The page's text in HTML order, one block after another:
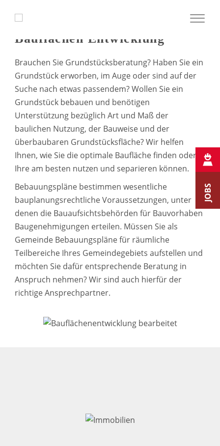
JOBS
T
g
n
Bauflächen Entwicklung
Brauchen Sie Grundstücksberatung? Haben Sie ein
Grundstück erworben, im Auge oder sind auf der
Suche nach etwas passendem? Wollen Sie ein
Grundstück bebauen und benötigen
Unterstützung bezüglich Art und Maß der
baulichen Nutzung, der Bauweise und der
überbaubaren Grundstücksfläche? Wir helfen
Ihnen, wie Sie die optimale Baufläche finden oder
Ihre am besten nutzen und separieren können.
Bebauungspläne bestimmen wesentliche
bauplanungsrechtliche Voraussetzungen, unter
denen die Bauaufsichtsbehörden für Bauvorhaben
Baugenehmigungen erteilen. Müssen Sie als
Gemeinde Bebauungspläne für räumliche
Teilbereiche Ihres Gemeindegebiets aufstellen und
möchten Sie dafür entsprechende Beratung in
Anspruch nehmen? Wir sind auch hierfür der
richtige Ansprechpartner.